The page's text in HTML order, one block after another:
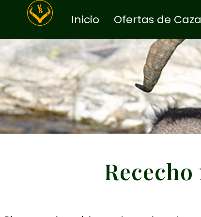
Inicio Ofertas de Caza